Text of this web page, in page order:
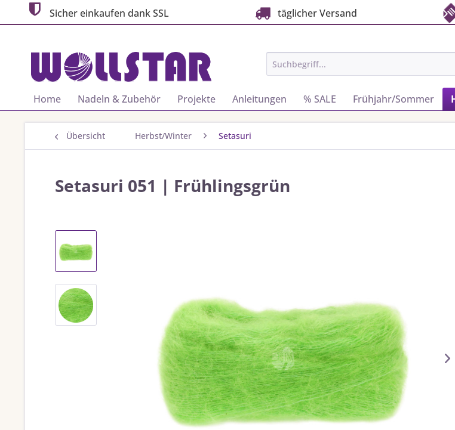
Sicher einkaufen dank SSL täglicher Versand
Home Nadeln & Zubehör Projekte Anleitungen % SALE Frühjahr/Sommer
Übersicht Herbst/Winter Setasuri
Setasuri 051 | Frühlingsgrün